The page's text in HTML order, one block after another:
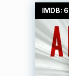
IMDB: